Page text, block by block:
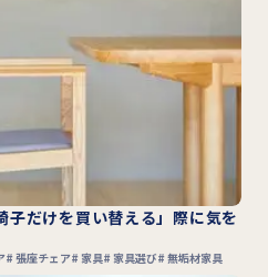
子だけを買い替える」際に気を
張座チェア 家具 家具選び 無垢材家具